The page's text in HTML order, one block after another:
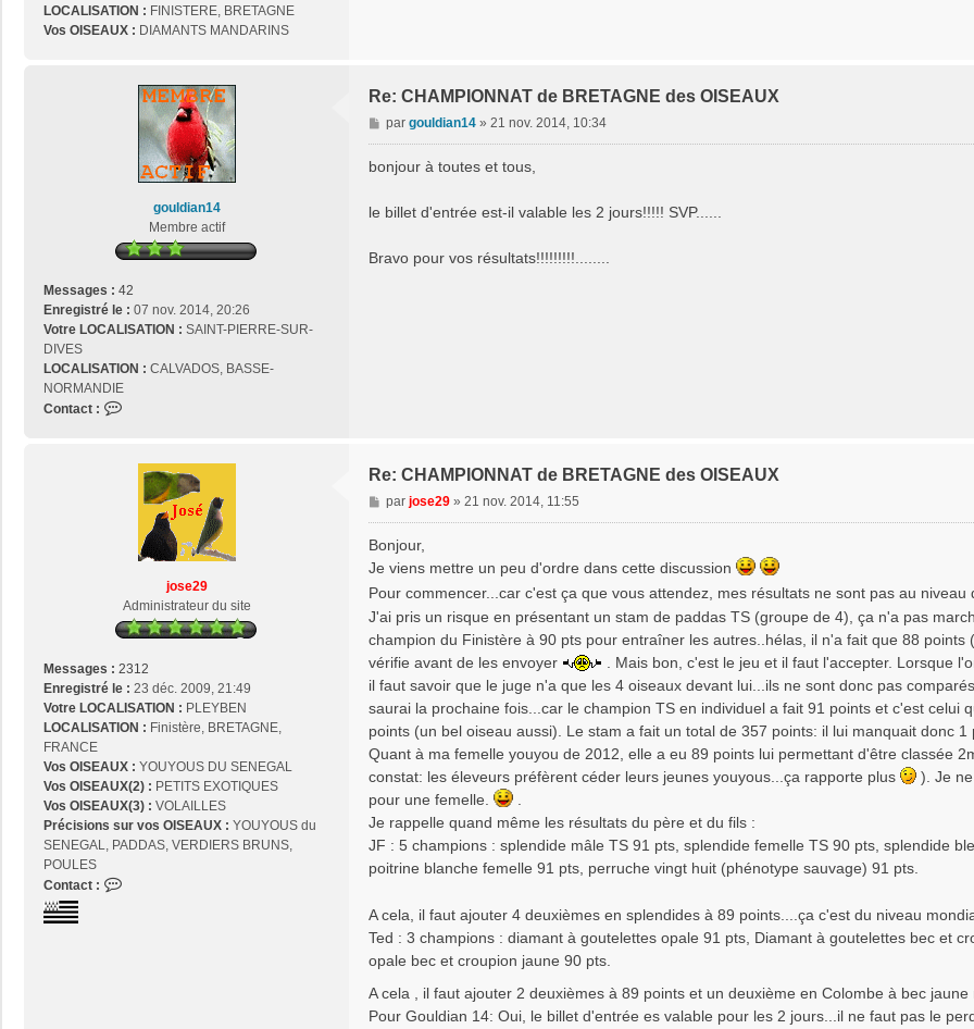
LOCALISATION : FINISTERE, BRETAGNE
Vos OISEAUX : DIAMANTS MANDARINS
gouldian14
Membre actif
Messages : 42
Enregistré le : 07 nov. 2014, 20:26
Votre LOCALISATION : SAINT-PIERRE-SUR-
DIVES
LOCALISATION : CALVADOS, BASSE-
NORMANDIE
Contact :
o
u
l
d
a
n
4
Re: CHAMPIONNAT de BRETAGNE des OISEAUX
M
e
g
par gouldian14» 21 nov. 2014, 10:34
bonjour à toutes et tous,
le billet d'entrée est-il valable les 2 jours!!!!! SVP......
Bravo pour vos résultats!!!!!!!!!........
jose29
Administrateur du site
Messages : 2312
Enregistré le : 23 déc. 2009, 21:49
Votre LOCALISATION : PLEYBEN
LOCALISATION : Finistère, BRETAGNE,
FRANCE
Vos OISEAUX : YOUYOUS DU SENEGAL
Vos OISEAUX(2) : PETITS EXOTIQUES
Vos OISEAUX(3) : VOLAILLES
Précisions sur vos OISEAUX : YOUYOUS du
SENEGAL, PADDAS, VERDIERS BRUNS,
POULES
Contact :
Re: CHAMPIONNAT de BRETAGNE des OISEAUX
M
e
a
g
e
par jose29» 21 nov. 2014, 11:55
Bonjour,
Je viens mettre un peu d'ordre dans cette discussion
Pour commencer...car c'est ça que vous attendez, mes résultats ne sont pas au niveau
J'ai pris un risque en présentant un stam de paddas TS (groupe de 4), ça n'a pas
champion du Finistère à 90 pts pour entraîner les autres..hélas, il n'a fait que 88
vérifie avant de les envoyer
. Mais bon, c'est le jeu et il faut l'accepter. Lorsque
il faut savoir que le juge n'a que les 4 oiseaux devant lui...ils ne sont donc pas
saurai la prochaine fois...car le champion TS en individuel a fait 91 points et c'est celui
points (un bel oiseau aussi). Le stam a fait un total de 357 points: il lui manquait donc 1
Quant à ma femelle youyou de 2012, elle a eu 89 points lui permettant d'être classée
constat: les éleveurs préfèrent céder leurs jeunes youyous...ça rapporte plus
). Je
pour une femelle.
Je rappelle quand même les résultats du père et du fils :
JF : 5 champions : splendide mâle TS 91 pts, splendide femelle TS 90 pts, splendide
poitrine blanche femelle 91 pts, perruche vingt huit (phénotype sauvage) 91 pts.
A cela, il faut ajouter 4 deuxièmes en splendides à 89 points....ça c'est du niveau
Ted : 3 champions : diamant à goutelettes opale 91 pts, Diamant à goutelettes bec et
opale bec et croupion jaune 90 pts.
A cela , il faut ajouter 2 deuxièmes à 89 points et un deuxième en Colombe à bec
Pour Gouldian 14: Oui, le billet d'entrée es valable pour les 2 jours...il ne faut pas le